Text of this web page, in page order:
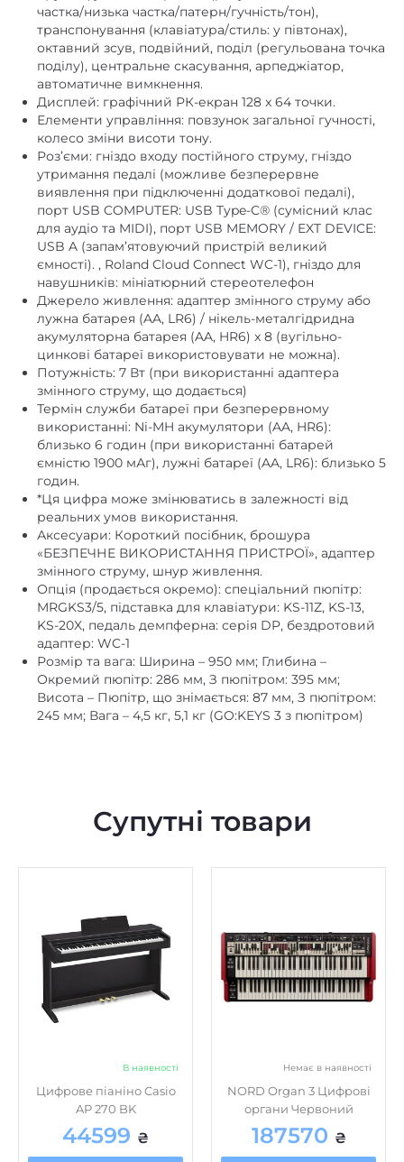
частка/низька частка/патерн/гучність/тон),
транспонування (клавіатура/стиль: у півтонах),
октавний зсув, подвійний, поділ (регульована точка
поділу), центральне скасування, арпеджіатор,
автоматичне вимкнення.
Дисплей: графічний РК-екран 128 x 64 точки.
Елементи управління: повзунок загальної гучності,
колесо зміни висоти тону.
Роз’єми: гніздо входу постійного струму, гніздо
утримання педалі (можливе безперервне
виявлення при підключенні додаткової педалі),
порт USB COMPUTER: USB Type-C® (сумісний клас
для аудіо та MIDI), порт USB MEMORY / EXT DEVICE:
USB A (запам’ятовуючий пристрій великий
ємності). , Roland Cloud Connect WC-1), гніздо для
навушників: мініатюрний стереотелефон
Джерело живлення: адаптер змінного струму або
лужна батарея (AA, LR6) / нікель-металгідридна
акумуляторна батарея (AA, HR6) x 8 (вугільно-
цинкові батареї використовувати не можна).
Потужність: 7 Вт (при використанні адаптера
змінного струму, що додається)
Термін служби батареї при безперервному
використанні: Ni-MH акумулятори (AA, HR6):
близько 6 годин (при використанні батарей
ємністю 1900 мАг), лужні батареї (AA, LR6): близько 5
годин.
*Ця цифра може змінюватись в залежності від
реальних умов використання.
Аксесуари: Короткий посібник, брошура
«БЕЗПЕЧНЕ ВИКОРИСТАННЯ ПРИСТРОЇ», адаптер
змінного струму, шнур живлення.
Опція (продається окремо): спеціальний пюпітр:
MRGKS3/5, підставка для клавіатури: KS-11Z, KS-13,
KS-20X, педаль демпферна: серія DP, бездротовий
адаптер: WC-1
Розмір та вага: Ширина – 950 мм; Глибина –
Окремий пюпітр: 286 мм, З пюпітром: 395 мм;
Висота – Пюпітр, що знімається: 87 мм, З пюпітром:
245 мм; Вага – 4,5 кг, 5,1 кг (GO:KEYS 3 з пюпітром)
Супутні товари
В наявності
Цифрове піаніно Casio
AP 270 BK
44599 ₴
Немає в наявності
NORD Organ 3 Цифрові
органи Червоний
187570 ₴